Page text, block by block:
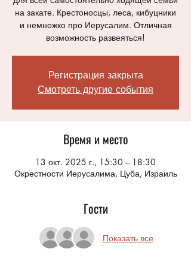
на закате. Крестоносцы, леса, кибуцники
и немножко про Иерусалим. Отличная
возможность развеяться!
Регистрация закрыта
Смотреть другие события
Время и место
13 окт. 2025 г., 15:30 – 18:30
Окрестности Иерусалима, Цуба, Израиль
Гости
Показать все